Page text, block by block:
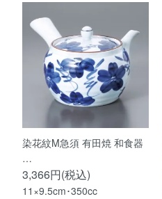
染花紋M急須 有田焼 和食器
…
3,366円(税込)
11×9.5cm･350cc